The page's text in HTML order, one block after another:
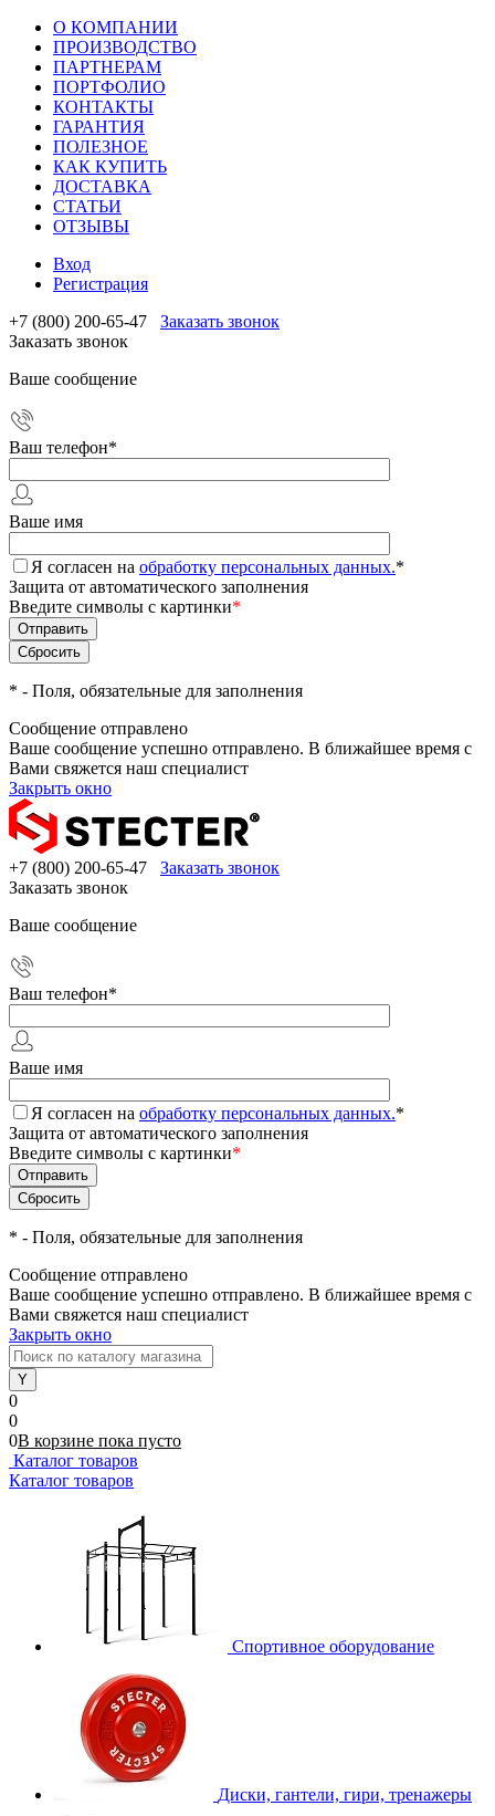
О КОМПАНИИ
ПРОИЗВОДСТВО
ПАРТНЕРАМ
ПОРТФОЛИО
КОНТАКТЫ
ГАРАНТИЯ
ПОЛЕЗНОЕ
КАК КУПИТЬ
ДОСТАВКА
СТАТЬИ
ОТЗЫВЫ
Вход
Регистрация
+7 (800) 200-65-47
Заказать звонок
Заказать звонок
Ваше сообщение
Ваш телефон*
Ваше имя
Я согласен на обработку персональных данных.*
Защита от автоматического заполнения
Введите символы с картинки*
* - Поля, обязательные для заполнения
Сообщение отправлено
Ваше сообщение успешно отправлено. В ближайшее время с
Вами свяжется наш специалист
Закрыть окно
+7 (800) 200-65-47
Заказать звонок
Заказать звонок
Ваше сообщение
Ваш телефон*
Ваше имя
Я согласен на обработку персональных данных.*
Защита от автоматического заполнения
Введите символы с картинки*
* - Поля, обязательные для заполнения
Сообщение отправлено
Ваше сообщение успешно отправлено. В ближайшее время с
Вами свяжется наш специалист
Закрыть окно
0
0
0В корзине пока пусто
Каталог товаров
Каталог товаров
Спортивное оборудование
Диски, гантели, гири, тренажеры